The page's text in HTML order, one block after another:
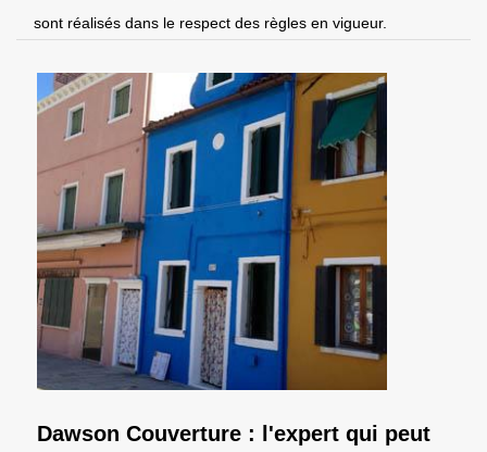
sont réalisés dans le respect des règles en vigueur.
Dawson Couverture : l'expert qui peut